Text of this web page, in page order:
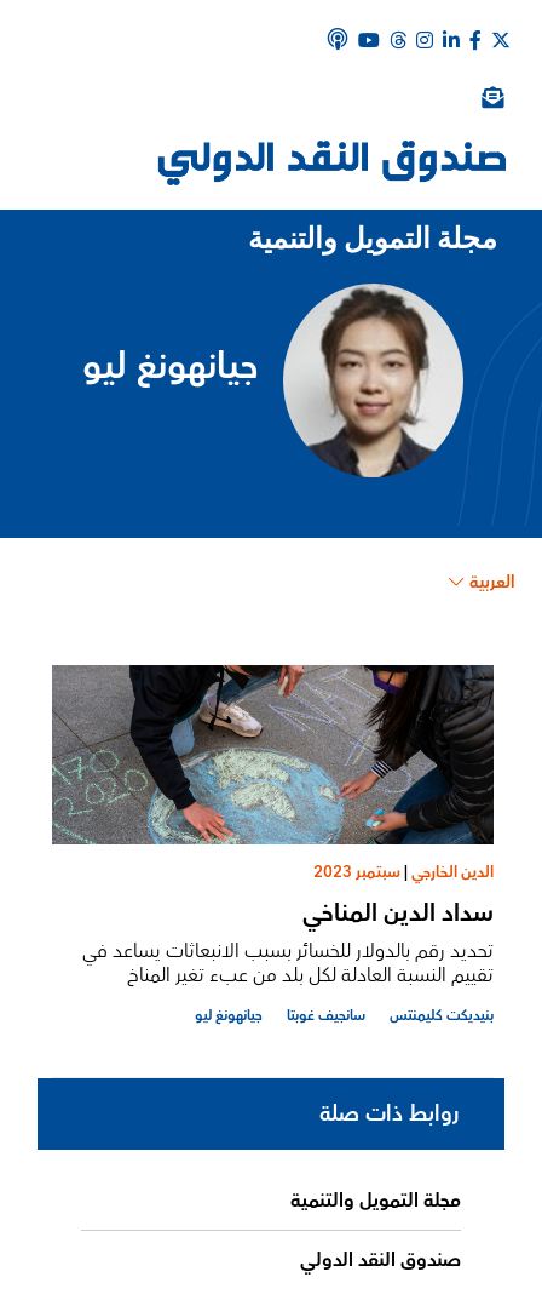
مجلة التمويل والتنمية
جيانهونغ ليو
العربية
الدين الخارجي|سبتمبر 2023
سداد الدين المناخي
تحديد رقم بالدولار للخسائر بسبب الانبعاثات يساعد في
تقييم النسبة العادلة لكل بلد من عبء تغير المناخ
بنيديكت كليمنتس سانجيف‌ ‌غوبتا جيانهونغ ليو
روابط ذات صلة
مجلة التمويل والتنمية
صندوق النقد الدولي